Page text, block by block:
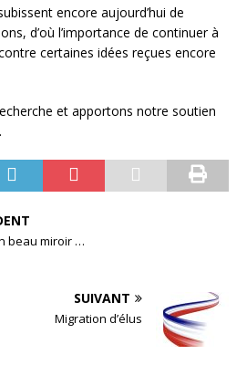
encore aujourd’hui de
d’où l’importance de continuer à
certaines idées reçues encore
et apportons notre soutien
beau miroir …
SUIVANT
Migration d’élus